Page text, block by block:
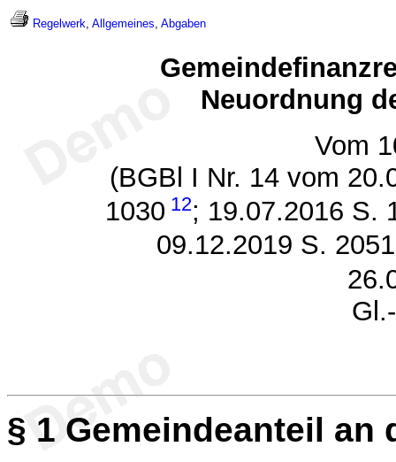
Regelwerk, Allgemeines, Abgaben
Neuordnung
Vom
(BGBl I Nr. 14 vom
1030 12; 19.07.2016 S.
09.12.2019 S. 2051
§ 1 Gemeindeanteil an